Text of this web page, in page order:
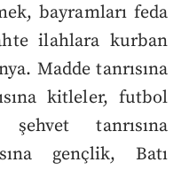
bayramları feda
ilahlara kurban
Madde tanrısına
kitleler, futbol
şehvet tanrısına
gençlik, Batı